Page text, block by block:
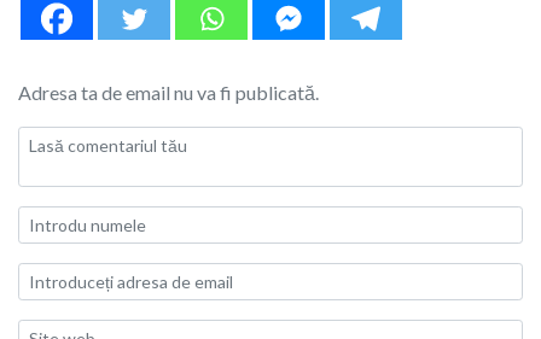
Adresa ta de email nu va fi publicată.